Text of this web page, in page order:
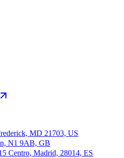
MD 21703, US
N1 9AB, GB
Centro, Madrid, 28014, ES